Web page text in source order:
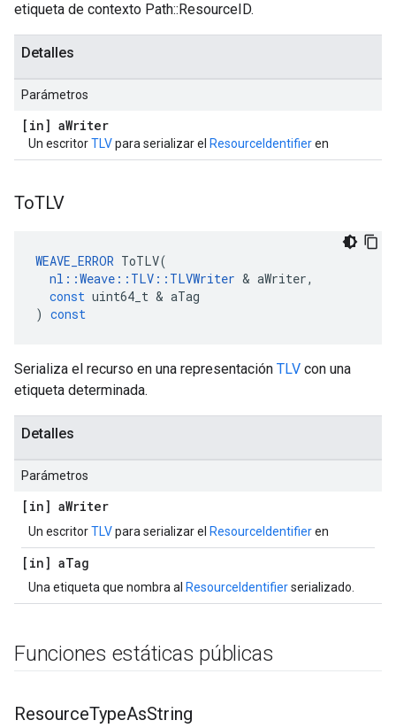
etiqueta de contexto Path::ResourceID.
Detalles
Parámetros
[in] aWriter
Un escritorTLVpara serializar el ResourceIdentifieren
ToTLV
WEAVE_ERROR ToTLV(
nl ::Weave :: TLV :: TLVWriter & aWriter,
const uint64_t & aTag
) const
Serializa el recurso en una representación TLV con una
etiqueta determinada.
Detalles
Parámetros
[in] aWriter
Un escritorTLVpara serializar el ResourceIdentifieren
[in] aTag
Una etiqueta que nombra al ResourceIdentifierserializado.
Funciones estáticas públicas
ResourceTypeAsString